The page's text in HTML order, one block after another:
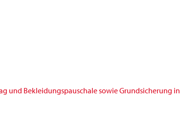
und Bekleidungspauschale sowie Grundsicherung in